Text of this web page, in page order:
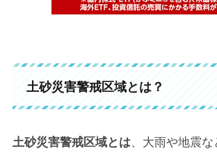
土砂災害警戒区域とは？
土砂災害警戒区域とは、大雨や地震